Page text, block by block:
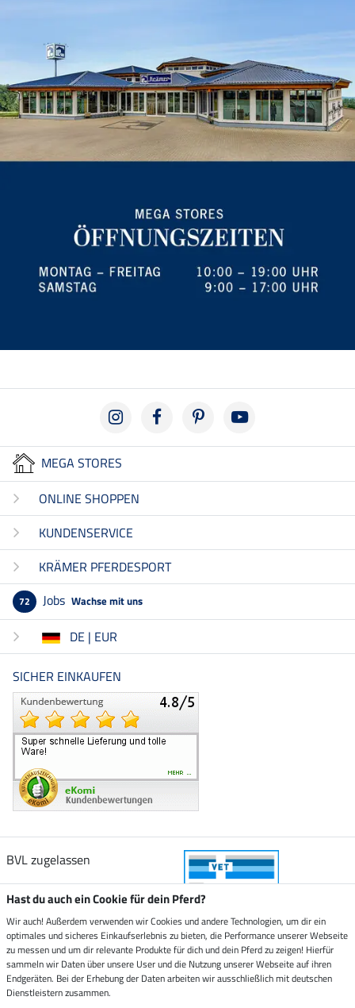
MEGA STORES
ONLINE SHOPPEN
KUNDENSERVICE
KRÄMER PFERDESPORT
72 Jobs Wachse mit uns
DE | EUR
SICHER EINKAUFEN
BVL zugelassen
Zustellung durch
Sicher bezahlen mit
Hast du auch ein Cookie für dein Pferd?
Wir auch! Außerdem verwenden wir Cookies und andere Technologien, um dir ein
optimales und sicheres Einkaufserlebnis zu bieten, die Performance unserer Webseite
zu messen und um dir relevante Produkte für dich und dein Pferd zu zeigen! Hierfür
sammeln wir Daten über unsere User und die Nutzung unserer Webseite auf ihren
Endgeräten. Bei der Erhebung der Daten arbeiten wir ausschließlich mit deutschen
Dienstleistern zusammen.